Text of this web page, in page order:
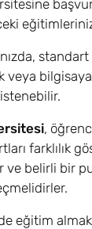
veya
,
farklılık
ve belirli bir
eğitim almak